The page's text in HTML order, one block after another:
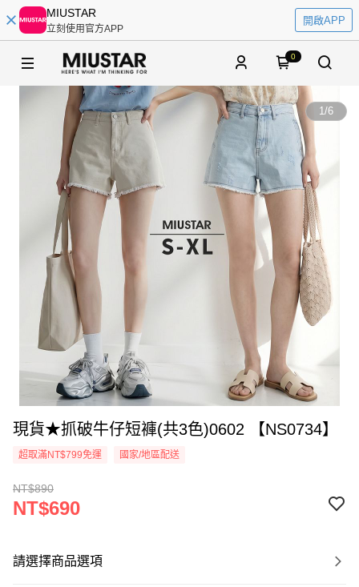
MIUSTAR
立刻使用官方APP
開啟APP
0
1/6
現貨★抓破牛仔短褲(共3色)0602 【NS0734】
超取滿NT$799免運 國家/地區配送
NT$890
NT$690
請選擇商品選項